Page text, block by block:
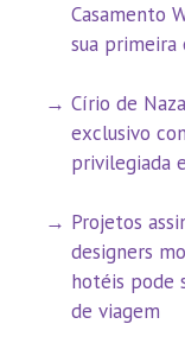
Casamento
sua primeira
Círio de
exclusivo
privilegiada
Projetos
designers
hotéis pode
de viagem